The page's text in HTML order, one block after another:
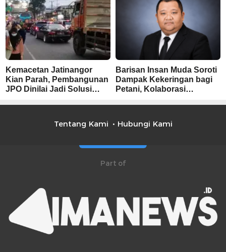
Kemacetan Jatinangor
Kian Parah, Pembangunan
JPO Dinilai Jadi Solusi
Barisan Insan Muda Soroti
Dampak Kekeringan bagi
Petani, Kolaborasi
Tentang Kami Hubungi Kami
Part of